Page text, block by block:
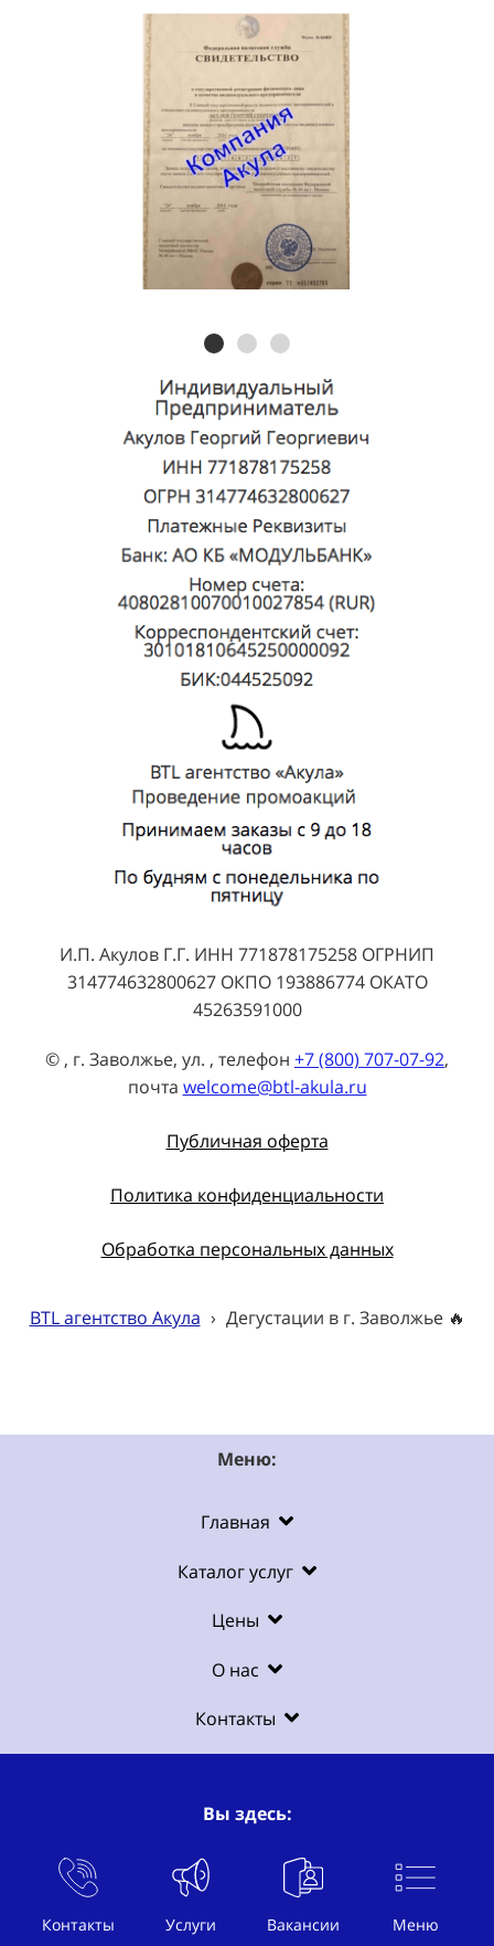
Контакты Услуги Вакансии Меню
И.П. Акулов Г.Г. ИНН 771878175258 ОГРНИП
314774632800627 ОКПО 193886774 ОКАТО
45263591000
© , г. Заволжье, ул. , телефон +7 (800) 707-07-92,
почта welcome@btl-akula.ru
Публичная оферта
Политика конфиденциальности
Обработка персональных данных
BTL агентство Акула › Дегустации в г. Заволжье 🔥
Меню:
Главная
Каталог услуг
Цены
О нас
Контакты
Вы здесь:
Рекламное BTL агентство